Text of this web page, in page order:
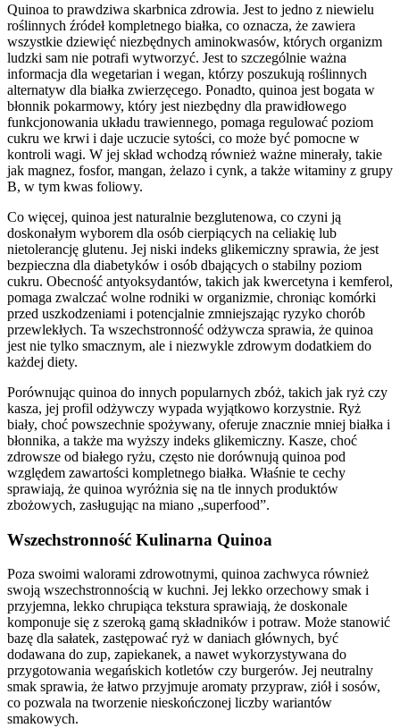
Quinoa to prawdziwa skarbnica zdrowia. Jest to jedno z niewielu
roślinnych źródeł kompletnego białka, co oznacza, że zawiera
wszystkie dziewięć niezbędnych aminokwasów, których organizm
ludzki sam nie potrafi wytworzyć. Jest to szczególnie ważna
informacja dla wegetarian i wegan, którzy poszukują roślinnych
alternatyw dla białka zwierzęcego. Ponadto, quinoa jest bogata w
błonnik pokarmowy, który jest niezbędny dla prawidłowego
funkcjonowania układu trawiennego, pomaga regulować poziom
cukru we krwi i daje uczucie sytości, co może być pomocne w
kontroli wagi. W jej skład wchodzą również ważne minerały, takie
jak magnez, fosfor, mangan, żelazo i cynk, a także witaminy z grupy
B, w tym kwas foliowy.
Co więcej, quinoa jest naturalnie bezglutenowa, co czyni ją
doskonałym wyborem dla osób cierpiących na celiakię lub
nietolerancję glutenu. Jej niski indeks glikemiczny sprawia, że jest
bezpieczna dla diabetyków i osób dbających o stabilny poziom
cukru. Obecność antyoksydantów, takich jak kwercetyna i kemferol,
pomaga zwalczać wolne rodniki w organizmie, chroniąc komórki
przed uszkodzeniami i potencjalnie zmniejszając ryzyko chorób
przewlekłych. Ta wszechstronność odżywcza sprawia, że quinoa
jest nie tylko smacznym, ale i niezwykle zdrowym dodatkiem do
każdej diety.
Porównując quinoa do innych popularnych zbóż, takich jak ryż czy
kasza, jej profil odżywczy wypada wyjątkowo korzystnie. Ryż
biały, choć powszechnie spożywany, oferuje znacznie mniej białka i
błonnika, a także ma wyższy indeks glikemiczny. Kasze, choć
zdrowsze od białego ryżu, często nie dorównują quinoa pod
względem zawartości kompletnego białka. Właśnie te cechy
sprawiają, że quinoa wyróżnia się na tle innych produktów
zbożowych, zasługując na miano „superfood”.
Wszechstronność Kulinarna Quinoa
Poza swoimi walorami zdrowotnymi, quinoa zachwyca również
swoją wszechstronnością w kuchni. Jej lekko orzechowy smak i
przyjemna, lekko chrupiąca tekstura sprawiają, że doskonale
komponuje się z szeroką gamą składników i potraw. Może stanowić
bazę dla sałatek, zastępować ryż w daniach głównych, być
dodawana do zup, zapiekanek, a nawet wykorzystywana do
przygotowania wegańskich kotletów czy burgerów. Jej neutralny
smak sprawia, że łatwo przyjmuje aromaty przypraw, ziół i sosów,
co pozwala na tworzenie nieskończonej liczby wariantów
smakowych.